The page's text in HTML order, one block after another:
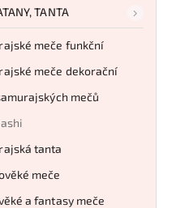
TANTA
meče funkční
meče dekorační
mečů
tanta
meče
a fantasy meče